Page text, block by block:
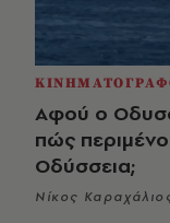
Αφού ο
πώς
Οδύσσεια;
Νίκος